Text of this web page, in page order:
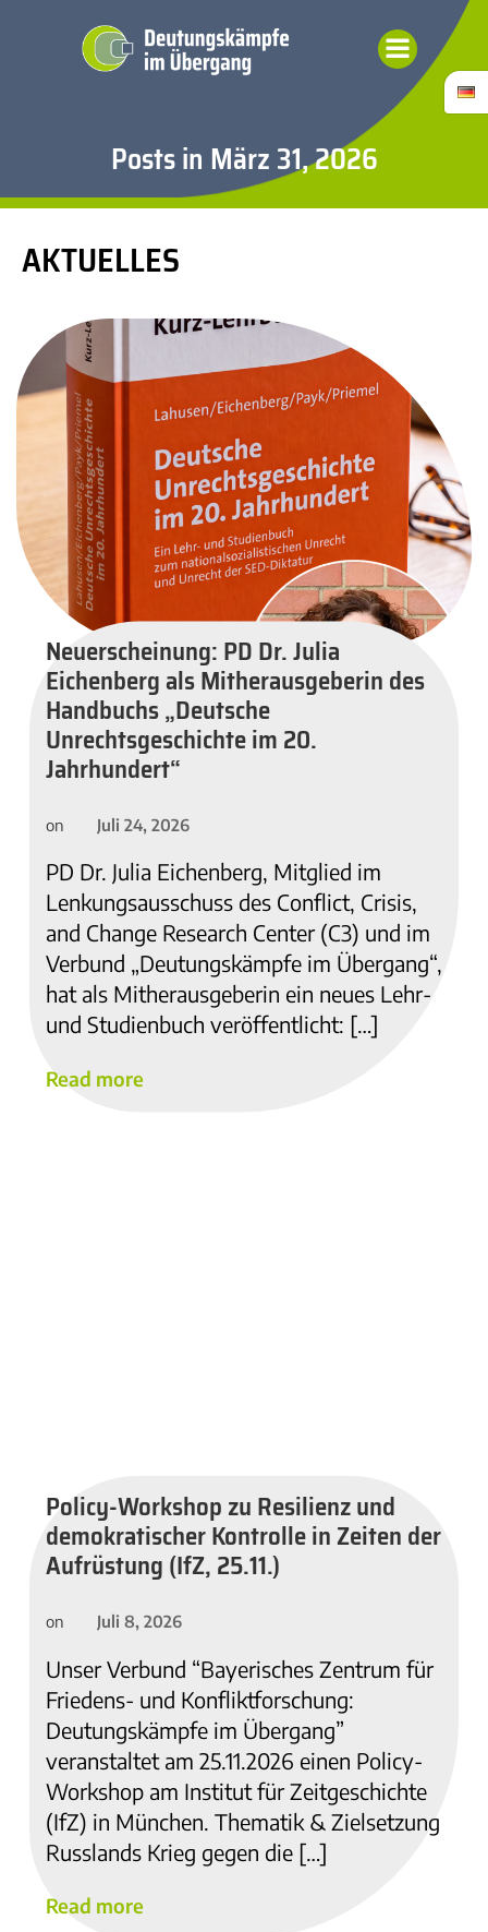
Inhalt
springen
Posts in März 31, 2026
AKTUELLES
Neuerscheinung: PD Dr. Julia
Eichenberg als Mitherausgeberin des
Handbuchs „Deutsche
Unrechtsgeschichte im 20.
Jahrhundert“
on Juli 24, 2026
PD Dr. Julia Eichenberg, Mitglied im
Lenkungsausschuss des Conflict, Crisis,
and Change Research Center (C3) und im
Verbund „Deutungskämpfe im Übergang“,
hat als Mitherausgeberin ein neues Lehr-
und Studienbuch veröffentlicht: […]
Read more
Policy-Workshop zu Resilienz und
demokratischer Kontrolle in Zeiten der
Aufrüstung (IfZ, 25.11.)
on Juli 8, 2026
Unser Verbund “Bayerisches Zentrum für
Friedens- und Konfliktforschung:
Deutungskämpfe im Übergang”
veranstaltet am 25.11.2026 einen Policy-
Workshop am Institut für Zeitgeschichte
(IfZ) in München. Thematik & Zielsetzung
Russlands Krieg gegen die […]
Read more